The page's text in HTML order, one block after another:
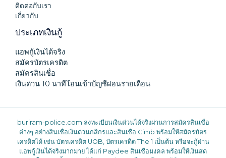
ติดต่อกับเรา
เกี่ยวกับ
ประเภทเงินกู้
แอพกู้เงินได้จริง
สมัครบัตรเครดิต
สมัครสินเชื่อ
เงินด่วน 10 นาทีโอนเข้าบัญชีผ่อนรายเดือน
buriram-police.com ลงทะเบียนเงินด่วนได้จริงผ่านการสมัครสินเชื่อ
ต่างๆ อย่างสินเชื่อเงินด่วนกสิกรและสินเชื่อ Cimb พร้อมให้สมัครบัตร
เครดิตได้ เช่น บัตรเครดิต UOB, บัตรเครดิต The 1 เป็นต้น หรือจะกู้ผ่าน
แอพกู้เงินได้จริงมากมาย ได้แก่ Paydee สินเชื่อมงคล พร้อมให้เงินสด